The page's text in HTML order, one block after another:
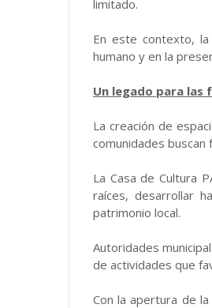
limitado.
En este contexto, la
humano y en la
Un legado para las
La creación de
comunidades
La Casa de Cultura
raíces, desarrollar
patrimonio local.
Autoridades
de actividades que
Con la apertura de